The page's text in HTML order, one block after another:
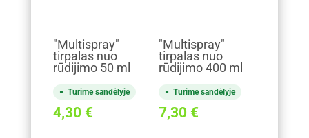
"Multispray"
tirpalas nuo
rūdijimo 50 ml
Turime sandėlyje
4,30 €
"Multispray"
tirpalas nuo
rūdijimo 400 ml
Turime sandėlyje
7,30 €